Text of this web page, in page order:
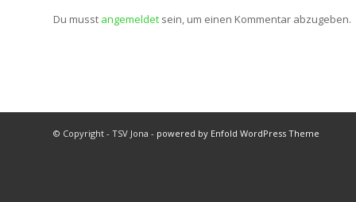
Du musst angemeldet sein, um einen Kommentar abzugeben.
© Copyright - TSV Jona - powered by Enfold WordPress Theme